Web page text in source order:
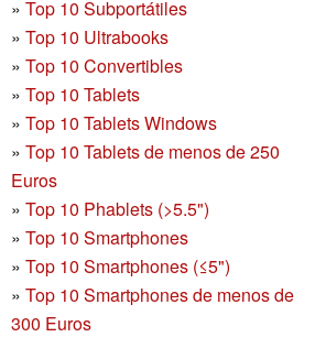
» Top 10 Subportátiles
» Top 10 Ultrabooks
» Top 10 Convertibles
» Top 10 Tablets
» Top 10 Tablets Windows
» Top 10 Tablets de menos de 250
Euros
» Top 10 Phablets (>5.5")
» Top 10 Smartphones
» Top 10 Smartphones (≤5")
» Top 10 Smartphones de menos de
300 Euros